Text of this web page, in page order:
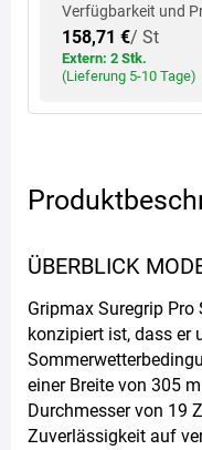
Verfügbarkeit und
158,71 €/ St
Extern: 2 Stk.
(Lieferung 5-10 Tage)
ÜBERBLICK
Gripmax Suregrip
konzipiert ist, dass er
einer Breite von 305
Durchmesser von 19
Zuverlässigkeit auf